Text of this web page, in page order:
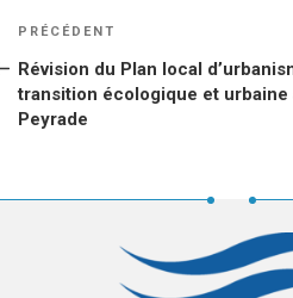
NAVIGATION
DE
L’ARTICLE
Article
PRÉCÉDENT
Révision du Plan local
transition écologique et urbaine
Peyrade